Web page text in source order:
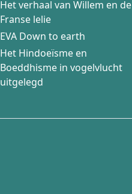
Het verhaal van Willem en de
Franse lelie
EVA Down to earth
Het Hindoeïsme en
Boeddhisme in vogelvlucht
uitgelegd